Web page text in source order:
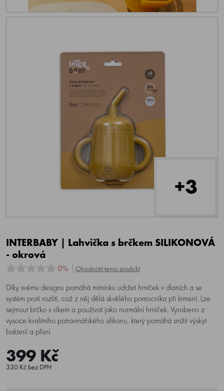
+3
INTERBABY | Lahvička s brčkem SILIKONOVÁ
- okrová
0% Ohodnotit tento produkt
Díky svému designu pomáhá miminku udržet hrníček v dlaních a se
systém proti rozlití, což z něj dělá skvělého pomocníka při krmení. Lze
sejmout brčko s víkem a používat jako normální hrníček. Vyrobeno z
vysoce kvalitního potravinářského silikonu, který pomáhá snížit výskyt
bakterií a plísní.
399 Kč
330 Kč bez DPH